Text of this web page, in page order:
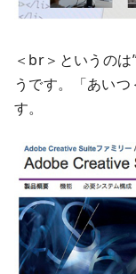
＜br＞というのは
うです。「あい
す。